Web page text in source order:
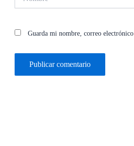
Guarda mi nombre, correo